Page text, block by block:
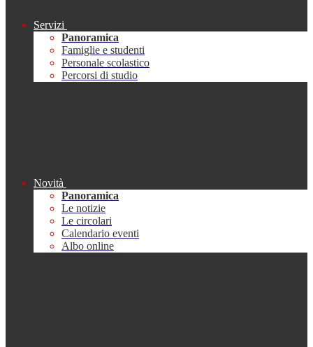
Servizi
Panoramica
Famiglie e studenti
Personale scolastico
Percorsi di studio
Novità
Panoramica
Le notizie
Le circolari
Calendario eventi
Albo online